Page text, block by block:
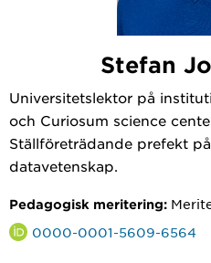
Stefan
Universitetslektor på
och Curiosum science
Ställföreträdande prefekt
datavetenskap.
Pedagogisk meritering:
0000-0001-5609-6564